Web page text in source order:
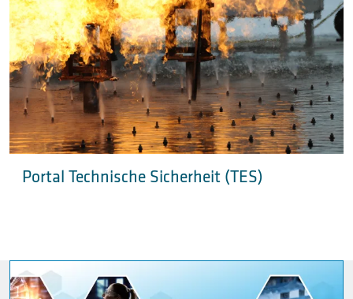
Portal Technische Sicherheit (TES)